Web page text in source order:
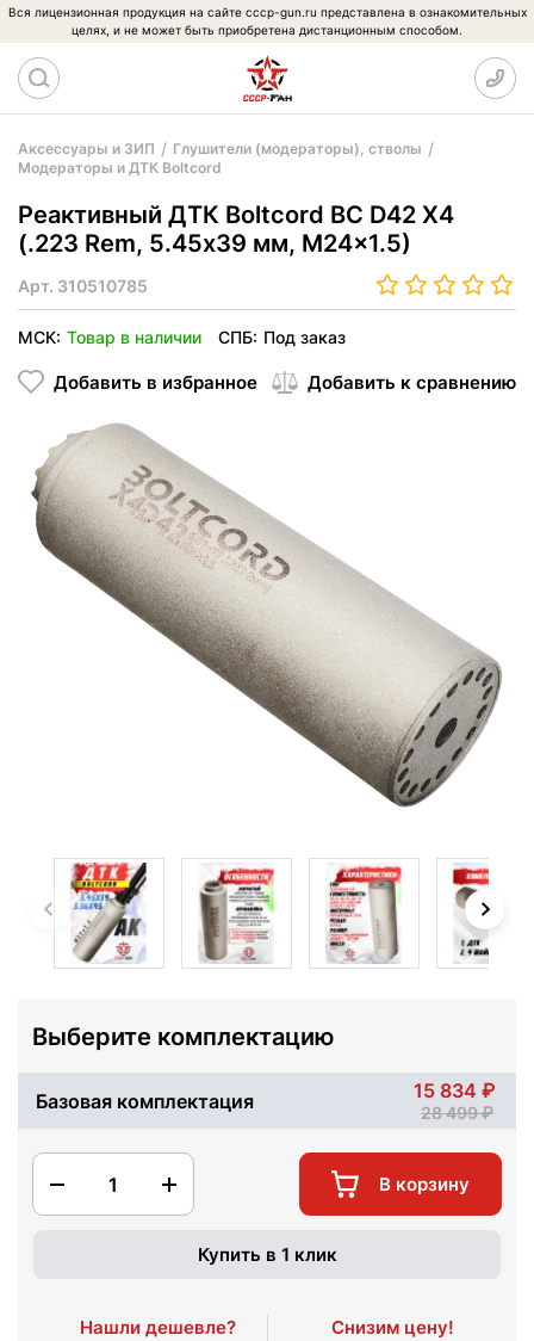
Вся лицензионная продукция на сайте cccp-gun.ru представлена в ознакомительных
целях, и не может быть приобретена дистанционным способом.
Аксессуары и ЗИП
Глушители (модераторы), стволы
Модераторы и ДТК Boltcord
Реактивный ДТК Boltcord BC D42 X4
(.223 Rem, 5.45х39 мм, M24x1.5)
Арт. 310510785
МСК: Товар в наличии СПБ: Под заказ
Добавить в избранное Добавить к сравнению
Выберите комплектацию
Базовая комплектация 15 834
28 499
1 В корзину
Купить в 1 клик
Нашли дешевле? Снизим цену!